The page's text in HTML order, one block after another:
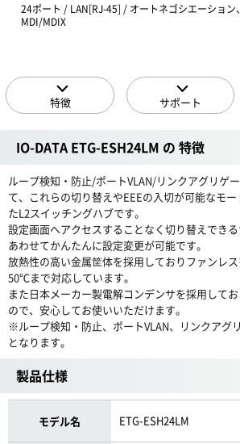
24ポート / LAN[RJ-45] / オートネゴシエーション
MDI/MDIX
特徴 サポート
IO-DATA ETG-ESH24LM の 特徴
ループ検知・防止/ポートVLAN/リンクアグリゲ
て、これらの切り替えやEEEの入切が可能なモ
たL2スイッチングハブです。
設定画面へアクセスすることなく切り替えでき
あわせてかんたんに設定変更が可能です。
放熱性の高い金属筐体を採用しておりファンレ
50℃まで対応しています。
また日本メーカー製電解コンデンサを採用して
ので、安心してお使いいただけます。
※ループ検知・防止、ポートVLAN、リンクアグ
となります。
製品仕様
モデル名 ETG-ESH24LM